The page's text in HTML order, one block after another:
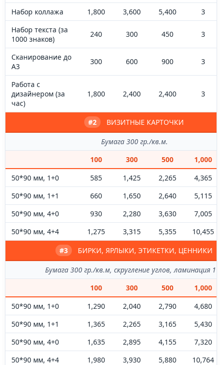
Набор коллажа 1,800 3,600 5,400
3
Набор текста (за
1000 знаков)
240 300 450 3
Сканирование до
А3
300 600 900 3
Работа с
дизайнером (за
час)
1,800 2,400 2,400 3
#2 ВИЗИТНЫЕ КАРТОЧКИ
Бумага 300 гр./кв.м.
100
300 500
1,000
50*90 мм, 1+0
585 1,425 2,265
4,365
50*90 мм, 1+1
660 1,650 2,640
5,115
50*90 мм, 4+0
930 2,280 3,630
7,005
50*90 мм, 4+4
1,275 3,315 5,355
10,455
#3
БИРКИ, ЯРЛЫКИ, ЭТИКЕТКИ, ЦЕННИКИ
Бумага 300 гр./кв.м, скругление углов, ламинация
100
300 500
1,000
50*90 мм, 1+0
1,290 2,040 2,790
4,680
50*90 мм, 1+1
1,365 2,265 3,165
5,430
50*90 мм, 4+0
1,635 2,895 4,155
7,320
50*90 мм, 4+4
1,980 3,930 5,880
10,764